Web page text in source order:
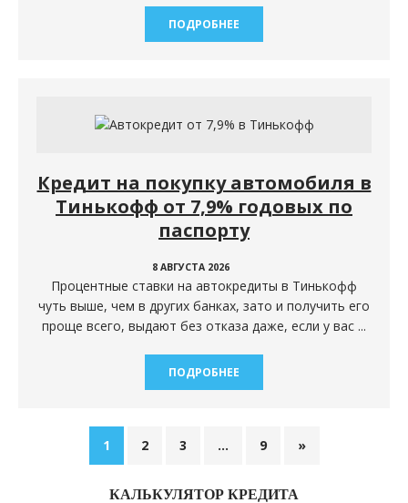
ПОДРОБНЕЕ
Кредит на покупку автомобиля в
Тинькофф от 7,9% годовых по
паспорту
8 АВГУСТА 2026
Процентные ставки на автокредиты в Тинькофф
чуть выше, чем в других банках, зато и получить его
проще всего, выдают без отказа даже, если у вас ...
ПОДРОБНЕЕ
1 2 3 … 9 »
КАЛЬКУЛЯТОР КРЕДИТА